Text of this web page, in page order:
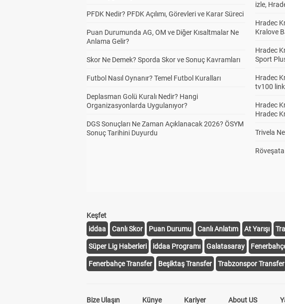
PFDK Nedir? PFDK Açılımı, Görevleri ve Karar Süreci
Puan Durumunda AG, OM ve Diğer Kısaltmalar Ne
Anlama Gelir?
Skor Ne Demek? Sporda Skor ve Sonuç Kavramları
Futbol Nasıl Oynanır? Temel Futbol Kuralları
Deplasman Golü Kuralı Nedir? Hangi
Organizasyonlarda Uygulanıyor?
DGS Sonuçları Ne Zaman Açıklanacak 2026? ÖSYM
Sonuç Tarihini Duyurdu
izle,
Hradec
Kralove
Hradec
Sport
Hradec
tv100
Hradec
Hradec
Trivela
Röveşata
Keşfet
iddaa
Canlı Skor Puan Durumu Canlı Anlatım At Yarışı
Süper Lig Haberleri iddaa Programı Galatasaray
Fenerbahçe Transfer Beşiktaş Transfer Trabzonspor Transfer
Bize Ulaşın Künye Kariyer About US